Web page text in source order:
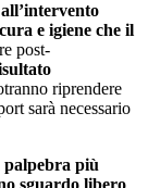
e igiene che il
post-
riprendere
sarà necessario
più